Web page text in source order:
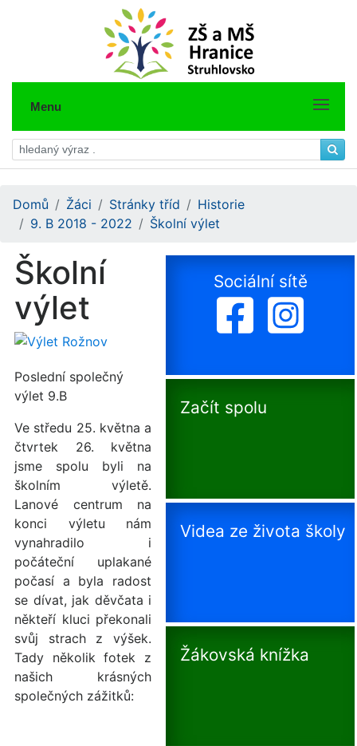
Menu
Domů Žáci Stránky tříd
Historie
9. B 2018 - 2022
Školní výlet
Školní
výlet
Poslední společný
výlet 9.B
Ve středu 25. května a
čtvrtek 26. května
jsme spolu byli na
školním výletě.
Lanové centrum na
konci výletu nám
vynahradilo i
počáteční uplakané
počasí a byla radost
se dívat, jak děvčata i
někteří kluci překonali
svůj strach z výšek.
Tady několik fotek z
našich krásných
společných zážitků:
Sociální sítě
Začít spolu
Videa ze života školy
Žákovská knížka